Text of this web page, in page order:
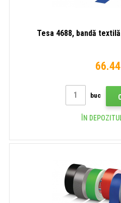
Tesa 4688, bandă
buc
ÎN